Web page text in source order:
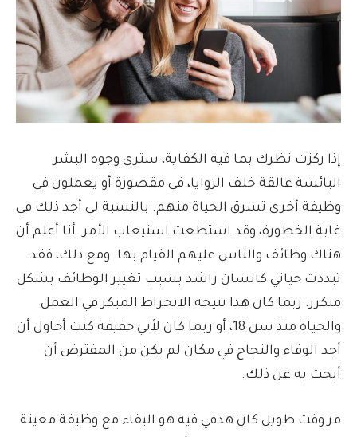
إذا ركزت نظرك بما فيه الكفاية، سترى وجوه البشر
البائسة عالقة خلف الزوايا، في مقصورة أو يعملون في
وظيفة أخرى تسرق الحياة منهم. بالنسبة لي أجد ذلك في
غاية الخطورة، وقد استطعت استيعاب الأمر. أنا أعلم أن
هناك وظائف والناس عليهم القيام بها. ومع ذلك، فقد
تبددت حياتي كانسان راشد بسبب تغيير الوظائف بشكل
متكرر. ربما كان هذا نتيجة الانخراط المبكر في العمل
والحياة منذ سن 18، أو ربما كان لأني حقيقة كنت أحاول أن
أجد الوفاء والنجاح في مكان لم يكن من المفترض أن
أبحث به عن ذلك.
مر وقت طويل كان هدفي فيه هو البقاء مع وظيفة معينة